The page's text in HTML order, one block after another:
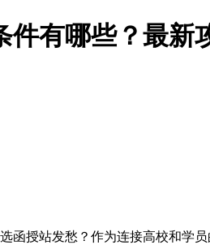
有哪些？最新
函授站发愁？作为连接高校和学